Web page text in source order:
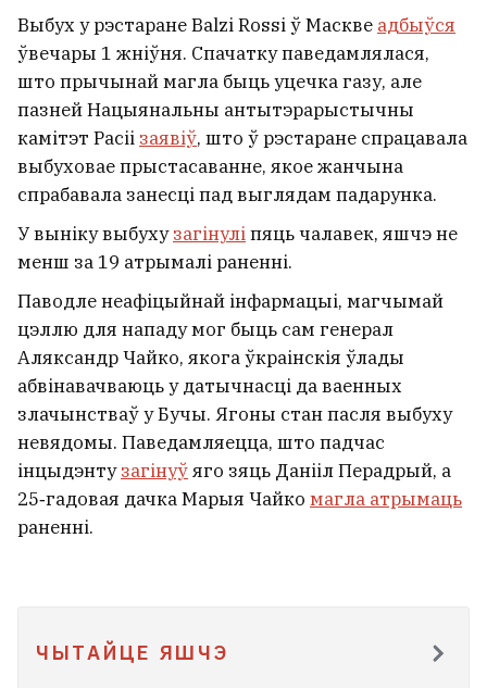
Выбух у рэстаране Balzi Rossi ў Маскве адбыўся
ўвечары 1 жніўня. Спачатку паведамлялася,
што прычынай магла быць уцечка газу, але
пазней Нацыянальны антытэрарыстычны
камітэт Расіі заявіў, што ў рэстаране спрацавала
выбуховае прыстасаванне, якое жанчына
спрабавала занесці пад выглядам падарунка.
У выніку выбухузагінуліпяць чалавек, яшчэ не
менш за 19 атрымалі раненні.
Паводле неафіцыйнай інфармацыі, магчымай
цэллю для нападу мог быць сам генерал
Аляксандр Чайко, якога ўкраінскія ўлады
абвінавачваюць у датычнасці да ваенных
злачынстваў у Бучы. Ягоны стан пасля выбуху
невядомы. Паведамляецца, што падчас
інцыдэнтузагінуўяго зяць Данііл Перадрый, а
25‑гадовая дачка Марыя Чайко магла атрымаць
раненні.
ЧЫТАЙЦЕ ЯШЧЭ